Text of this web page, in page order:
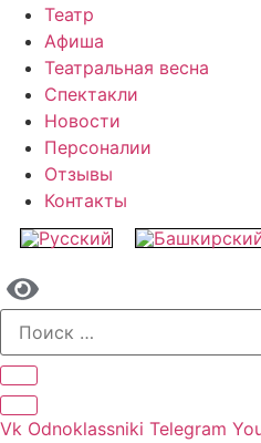
Театр
Афиша
Театральная весна
Спектакли
Новости
Персоналии
Отзывы
Контакты
Vk Odnoklassniki Telegram